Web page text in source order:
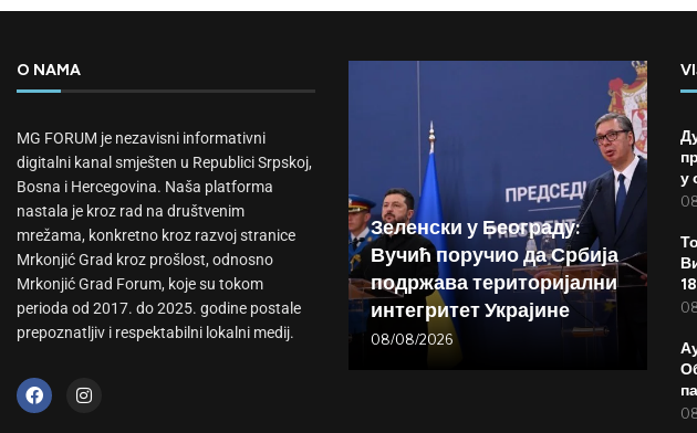
O NAMA
MG FORUM je nezavisni informativni
digitalni kanal smješten u Republici Srpskoj,
Bosna i Hercegovina. Naša platforma
nastala je kroz rad na društvenim
mrežama, konkretno kroz razvoj stranice
Mrkonjić Grad kroz prošlost, odnosno
Mrkonjić Grad Forum, koje su tokom
perioda od 2017. do 2025. godine postale
prepoznatljiv i respektabilni lokalni medij.
Зеленски у Београду:
Вучић поручио да Србија
подржава територијални
интегритет Украјине
08/08/2026
у